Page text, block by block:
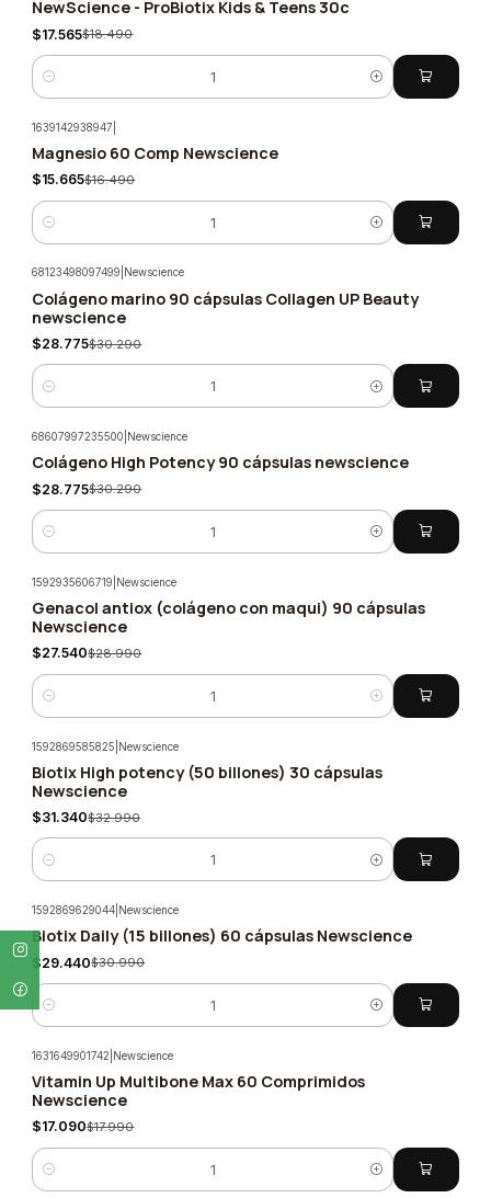
-5%
NewScience - ProBiotix Kids & Teens 30c
$17.565$18.490
Cantidad
-5%
1639142938947
Magnesio 60 Comp Newscience
$15.665$16.490
Cantidad
-5%
68123498097499 Newscience
Colágeno marino 90 cápsulas Collagen UP Beauty
newscience
$28.775$30.290
Cantidad
-5%
68607997235500 Newscience
Colágeno High Potency 90 cápsulas newscience
$28.775$30.290
Cantidad
-5%
1592935606719 Newscience
Genacol antiox (colágeno con maqui) 90 cápsulas
Newscience
$27.540$28.990
Cantidad
-5%
1592869585825 Newscience
Biotix High potency (50 billones) 30 cápsulas
Newscience
$31.340$32.990
Cantidad
-5%
1592869629044 Newscience
Biotix Daily (15 billones) 60 cápsulas Newscience
$29.440$30.990
Cantidad
-5%
1631649901742 Newscience
Vitamin Up Multibone Max 60 Comprimidos
Newscience
$17.090$17.990
Cantidad